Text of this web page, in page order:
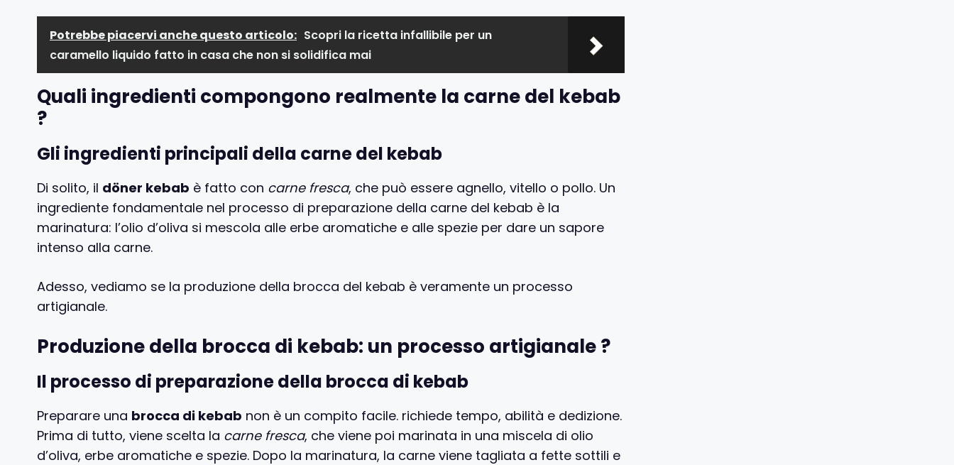
Potrebbe piacervi anche questo articolo: Scopri la ricetta infallibile per un
caramello liquido fatto in casa che non si solidifica mai
Quali ingredienti compongono realmente la carne del kebab
?
Gli ingredienti principali della carne del kebab
Di solito, il döner kebab è fatto con carne fresca, che può essere agnello, vitello o pollo. Un
ingrediente fondamentale nel processo di preparazione della carne del kebab è la
marinatura: l’olio d’oliva si mescola alle erbe aromatiche e alle spezie per dare un sapore
intenso alla carne.
Adesso, vediamo se la produzione della brocca del kebab è veramente un processo
artigianale.
Produzione della brocca di kebab: un processo artigianale ?
Il processo di preparazione della brocca di kebab
Preparare una brocca di kebab non è un compito facile. richiede tempo, abilità e dedizione.
Prima di tutto, viene scelta la carne fresca, che viene poi marinata in una miscela di olio
d’oliva, erbe aromatiche e spezie. Dopo la marinatura, la carne viene tagliata a fette sottili e